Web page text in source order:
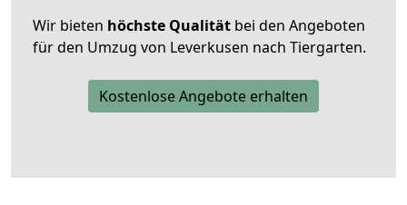
Wir bieten höchste Qualität bei den Angeboten
für den Umzug von Leverkusen nach Tiergarten.
Kostenlose Angebote erhalten